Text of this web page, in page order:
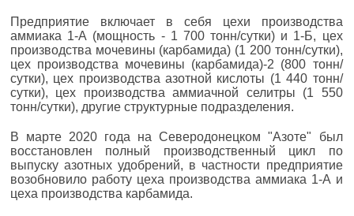
Предприятие включает в себя цехи производства
аммиака 1-А (мощность - 1 700 тонн/сутки) и 1-Б, цех
производства мочевины (карбамида) (1 200 тонн/сутки),
цех производства мочевины (карбамида)-2 (800 тонн/
сутки), цех производства азотной кислоты (1 440 тонн/
сутки), цех производства аммиачной селитры (1 550
тонн/сутки), другие структурные подразделения.
В марте 2020 года на Северодонецком "Азоте" был
восстановлен полный производственный цикл по
выпуску азотных удобрений, в частности предприятие
возобновило работу цеха производства аммиака 1-А и
цеха производства карбамида.